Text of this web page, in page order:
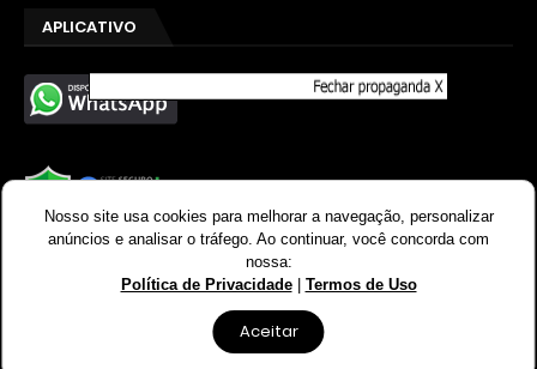
Nosso site usa cookies para melhorar a navegação, personalizar
anúncios e analisar o tráfego. Ao continuar, você concorda com
nossa:
Política de Privacidade| Termos de Uso
Aceitar
APLICATIVO
Enfermagem BA © 2025 - Todos os direitos reservados
Contato
Política de Privacidade